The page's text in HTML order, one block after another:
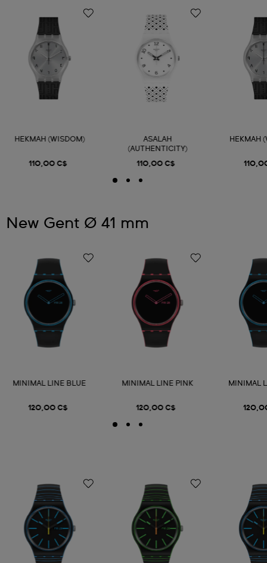
HEKMAH (WISDOM)
110,00 C$
ASALAH
(AUTHENTICITY)
110,00 C$
HEKMAH
New Gent Ø 41 mm
MINIMAL LINE BLUE
120,00 C$
MINIMAL LINE PINK
120,00 C$
MINIMAL